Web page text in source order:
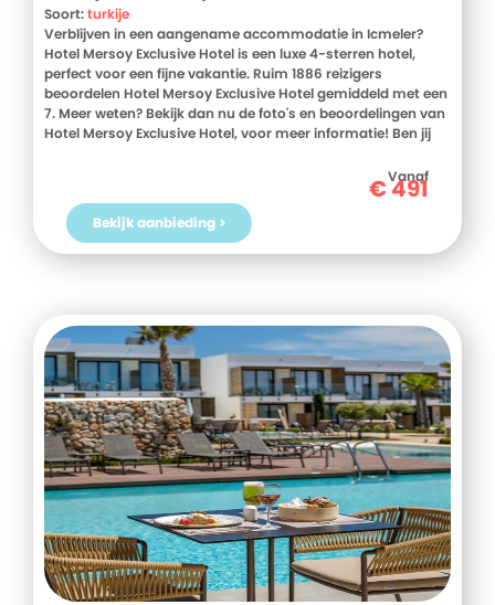
Soort:turkije
Verblijven in een aangename accommodatie in Icmeler?
Hotel Mersoy Exclusive Hotel is een luxe 4-sterren hotel,
perfect voor een fijne vakantie. Ruim 1886 reizigers
beoordelen Hotel Mersoy Exclusive Hotel gemiddeld met een
7. Meer weten? Bekijk dan nu de foto's en beoordelingen van
Hotel Mersoy Exclusive Hotel, voor meer informatie! Ben jij
Vanaf
€491
Bekijk aanbieding >